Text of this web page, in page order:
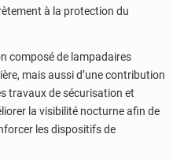
à la protection du
composé de lampadaires
mais aussi d’une contribution
travaux de sécurisation et
la visibilité nocturne afin de
les dispositifs de